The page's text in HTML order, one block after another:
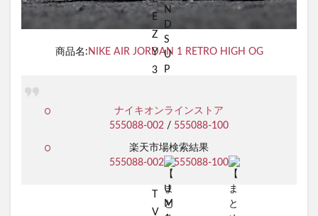
商品名: NIKE AIR JORDAN 1 RETRO HIGH OG
ナイキオンラインストア
555088-002/ 555088-100
楽天市場検索結果
555088-002/555088-100